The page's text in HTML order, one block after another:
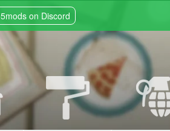
5mods on Discord